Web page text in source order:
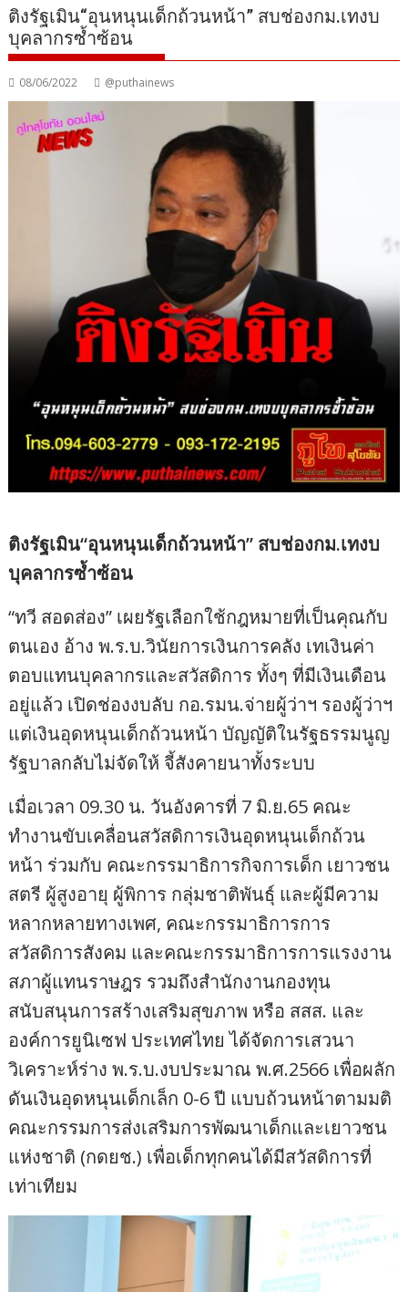
ติงรัฐเมิน“อุนหนุนเด็กถ้วนหน้า” สบช่องกม.เทงบ
บุคลากรซ้ำซ้อน
08/06/2022 @puthainews
ติงรัฐเมิน“อุนหนุนเด็กถ้วนหน้า” สบช่องกม.เทงบ
บุคลากรซ้ำซ้อน
“ทวี สอดส่อง” เผยรัฐเลือกใช้กฎหมายที่เป็นคุณกับ
ตนเอง อ้าง พ.ร.บ.วินัยการเงินการคลัง เทเงินค่า
ตอบแทนบุคลากรและสวัสดิการ ทั้งๆ ที่มีเงินเดือน
อยู่แล้ว เปิดช่องงบลับ กอ.รมน.จ่ายผู้ว่าฯ รองผู้ว่าฯ
แต่เงินอุดหนุนเด็กถ้วนหน้า บัญญัติในรัฐธรรมนูญ
รัฐบาลกลับไม่จัดให้ จี้สังคายนาทั้งระบบ
เมื่อเวลา 09.30 น. วันอังคารที่ 7 มิ.ย.65 คณะ
ทำงานขับเคลื่อนสวัสดิการเงินอุดหนุนเด็กถ้วน
หน้า ร่วมกับ คณะกรรมาธิการกิจการเด็ก เยาวชน
สตรี ผู้สูงอายุ ผู้พิการ กลุ่มชาติพันธุ์ และผู้มีความ
หลากหลายทางเพศ, คณะกรรมาธิการการ
สวัสดิการสังคม และคณะกรรมาธิการการแรงงาน
สภาผู้แทนราษฎร รวมถึงสำนักงานกองทุน
สนับสนุนการสร้างเสริมสุขภาพ หรือ สสส. และ
องค์การยูนิเซฟ ประเทศไทย ได้จัดการเสวนา
วิเคราะห์ร่าง พ.ร.บ.งบประมาณ พ.ศ.2566 เพื่อผลัก
ดันเงินอุดหนุนเด็กเล็ก 0-6 ปี แบบถ้วนหน้าตามมติ
คณะกรรมการส่งเสริมการพัฒนาเด็กและเยาวชน
แห่งชาติ (กดยช.) เพื่อเด็กทุกคนได้มีสวัสดิการที่
เท่าเทียม